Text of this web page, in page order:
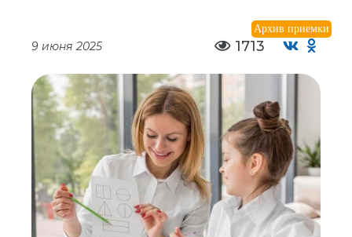
Архив приемки
9 июня 2025 1713